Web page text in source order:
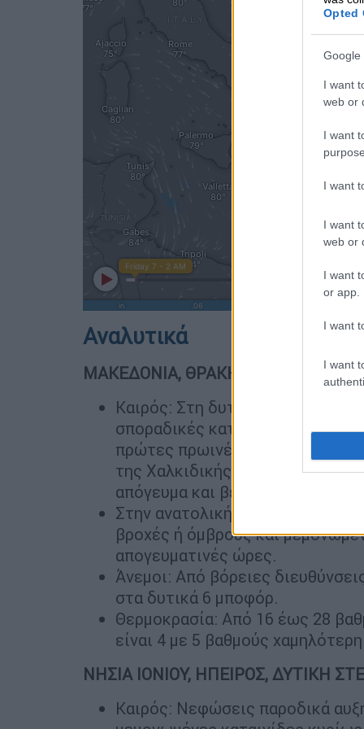
Opted
Google
I want
web or
I want
I want
I want
web or
I want
or app.
I want
I want
Αναλυτικά
ΜΑΚΕΔΟΝΙΑ, ΘΡΑΚΗ
Καιρός: Στη δυτική και
σποραδικές καταιγίδες. Τα
πρώτες πρωινές ώρες στην
της Χαλκιδικής και της
απόγευμα και βελτίωση τις
Στην ανατολική Μακεδονία και
βροχές ή όμβρους και
απογευματινές ώρες.
Άνεμοι: Από βόρειες
στα δυτικά 6 μποφόρ.
Θερμοκρασία: Από 16 έως 28
είναι 4 με 5 βαθμούς
ΝΗΣΙΑ ΙΟΝΙΟΥ, ΗΠΕΙΡΟΣ, ΔΥΤΙΚΗ
Καιρός: Νεφώσεις παροδικά